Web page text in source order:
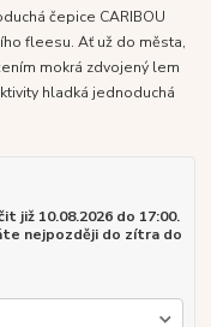
čepice CARIBOU
fleesu. Ať už do města,
mokrá zdvojený lem
hladká jednoduchá
již 10.08.2026 do 17:00.
nejpozději do zítra do